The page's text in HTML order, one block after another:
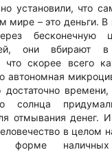
установили, что
мире – это деньги.
бесконечную
они вбирают
что скорее всего
автономная
солнца
отмывания денег.
в целом
форме